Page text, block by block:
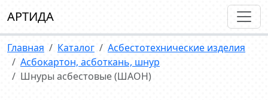
АРТИДА
Главная Каталог
Асбестотехнические изделия
Асбокартон, асботкань, шнур
Шнуры асбестовые (ШАОН)